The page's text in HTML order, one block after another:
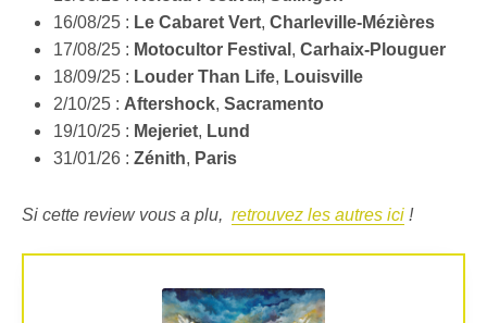
16/08/25 : Le Cabaret Vert, Charleville-Mézières
17/08/25 : Motocultor Festival , Carhaix-Plouguer
18/09/25 : Louder Than Life, Louisville
2/10/25 : Aftershock, Sacramento
19/10/25 : Mejeriet, Lund
31/01/26 : Zénith, Paris
Si cette review vous a plu, retrouvez les autres ici !